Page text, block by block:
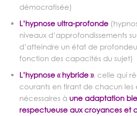
démocratisée)
L’hypnose ultra-profonde
niveaux d’approfondissements
d’atteindre un état de
fonction des capacités du sujet)
L’hypnose « hybride », celle qui
courants en tirant de chacun les
nécessaires à une adaptation
respectueuse aux croyances et